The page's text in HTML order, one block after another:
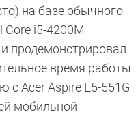
на базе обычного
Core i5-4200M
продемонстрировал
время работы
с Acer Aspire E5-551G
мобильной